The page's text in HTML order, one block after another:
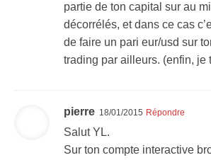
partie de ton capital sur au
décorrélés, et dans ce cas
de faire un pari eur/usd sur
trading par ailleurs. (enfin, je
pierre 18/01/2015 Répondre
Salut YL.
Sur ton compte interactive